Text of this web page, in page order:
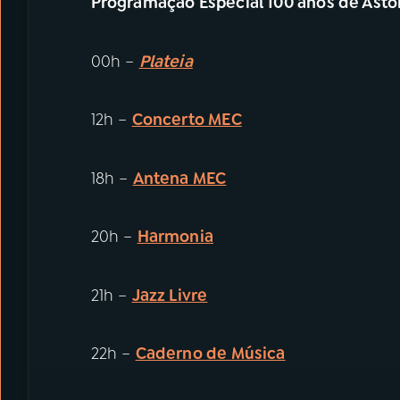
00h – Plateia
12h – Concerto MEC
18h – Antena MEC
20h – Harmonia
21h – Jazz Livre
22h – Caderno de Música